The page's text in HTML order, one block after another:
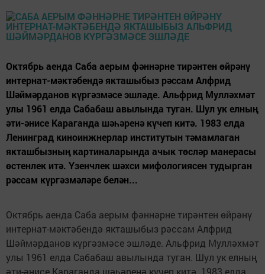
Октябрь аенда Саба аерым фәннәрне тирәнтен өйрәнү
интернат-мәктәбендә якташыбыз рәссам Алфрид
Шәймәрданов күргәзмәсе эшләде. Альфрид Мулләхмәт
улы 1961 елда Сабабаш авылында туган. Шул ук елның
әти-әнисе Караганда шәһәренә күчеп китә. 1983 елда
Ленинград киноинжнерлар институтын тәмамлаган
якташбызның картиналарында ачык төсләр манерасы
өстенлек итә. Үзенчлек шәхси мифологиясен тудырган
рәссам күргәзмәләре белән...
Октябрь аенда Саба аерым фәннәрне тирәнтен өйрәнү
интернат-мәктәбендә якташыбыз рәссам Алфрид
Шәймәрданов күргәзмәсе эшләде. Альфрид Мулләхмәт
улы 1961 елда Сабабаш авылында туган. Шул ук елның
әти-әнисе Караганда шәһәренә күчеп китә. 1983 елда